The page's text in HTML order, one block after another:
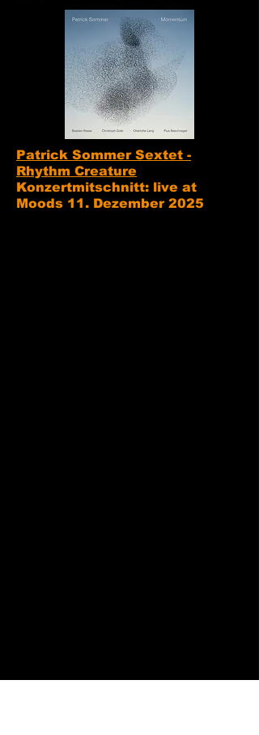
Patrick Sommer Sextet -
Rhythm Creature
Konzertmitschnitt: live at
Moods 11. Dezember 2025